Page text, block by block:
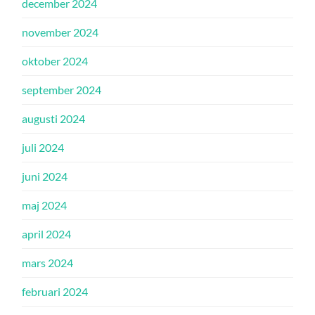
december 2024
november 2024
oktober 2024
september 2024
augusti 2024
juli 2024
juni 2024
maj 2024
april 2024
mars 2024
februari 2024